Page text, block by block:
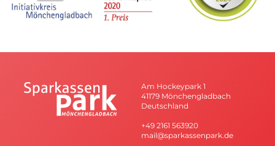
Am Hockeypark 1
41179 Mönchengladbach
Deutschland
+49 2161 563920
mail@sparkassenpark.de